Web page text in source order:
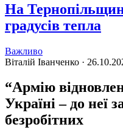
На
градусів тепла
Важливо
Віталій Іванченко ·
“Армію
Україні – до неї
безробітних